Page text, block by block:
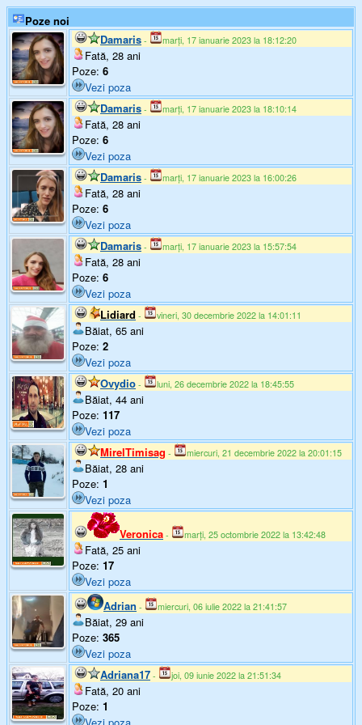
Poze noi
Damaris - marți, 17 ianuarie 2023 la 18:12:20
Fată, 28 ani
Poze: 6
Vezi poza
Damaris - marți, 17 ianuarie 2023 la 18:10:14
Fată, 28 ani
Poze: 6
Vezi poza
Damaris - marți, 17 ianuarie 2023 la 16:00:26
Fată, 28 ani
Poze: 6
Vezi poza
Damaris - marți, 17 ianuarie 2023 la 15:57:54
Fată, 28 ani
Poze: 6
Vezi poza
Lidiard - vineri, 30 decembrie 2022 la 14:01:11
Băiat, 65 ani
Poze: 2
Vezi poza
Ovydio - luni, 26 decembrie 2022 la 18:45:55
Băiat, 44 ani
Poze: 117
Vezi poza
MirelTimisag - miercuri, 21 decembrie 2022 la 20:01:15
Băiat, 28 ani
Poze: 1
Vezi poza
Veronica - marți, 25 octombrie 2022 la 13:42:48
Fată, 25 ani
Poze: 17
Vezi poza
Adrian - miercuri, 06 iulie 2022 la 21:41:57
Băiat, 29 ani
Poze: 365
Vezi poza
Adriana17 - joi, 09 iunie 2022 la 21:51:34
Fată, 20 ani
Poze: 1